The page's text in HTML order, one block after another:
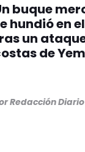
buque
hundió en
un
de
Redacción